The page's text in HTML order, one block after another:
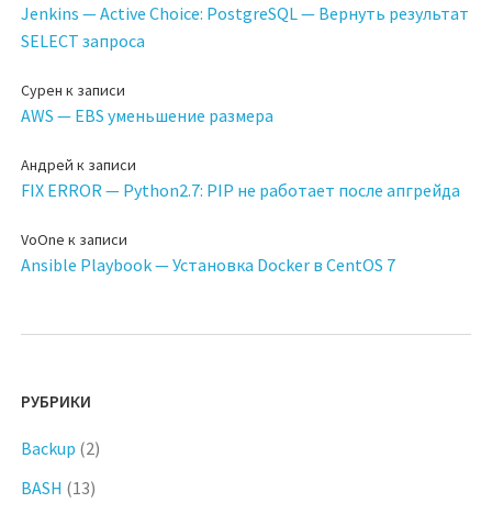
Jenkins — Active Choice: PostgreSQL — Вернуть результат
SELECT запроса
Сурен к записи
AWS — EBS уменьшение размера
Андрей к записи
FIX ERROR — Python2.7: PIP не работает после апгрейда
VoOne к записи
Ansible Playbook — Установка Docker в CentOS 7
РУБРИКИ
Backup (2)
BASH (13)